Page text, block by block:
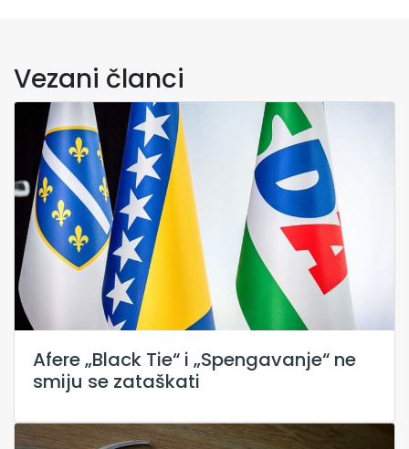
Vezani članci
Afere „Black Tie“ i „Spengavanje“ ne
smiju se zataškati